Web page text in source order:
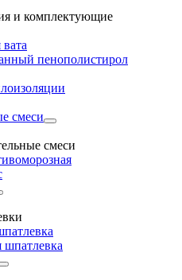
и комплектующие
пенополистирол
смеси
смеси
шпатлевка